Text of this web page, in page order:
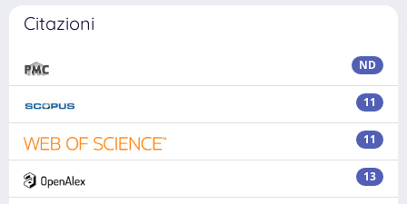
Citazioni
ND
11
11
13